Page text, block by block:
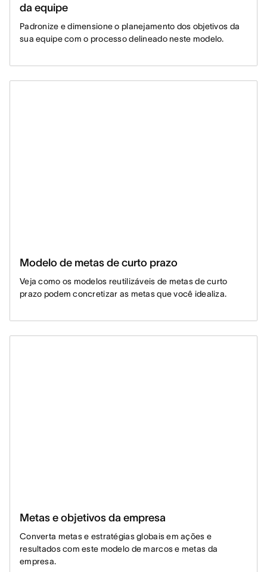
da equipe
Padronize e dimensione o planejamento dos objetivos da
sua equipe com o processo delineado neste modelo.
Modelo de metas de curto prazo
Veja como os modelos reutilizáveis de metas de curto
prazo podem concretizar as metas que você idealiza.
Metas e objetivos da empresa
Converta metas e estratégias globais em ações e
resultados com este modelo de marcos e metas da
empresa.